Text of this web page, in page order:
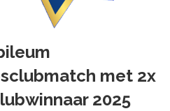
met 2x
2025